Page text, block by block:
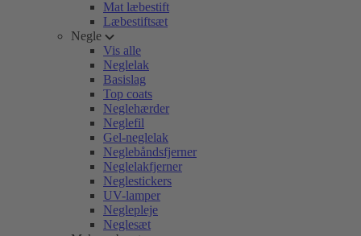
Mat læbestift
Læbestiftsæt
Negle
Vis alle
Neglelak
Basislag
Top coats
Neglehærder
Neglefil
Gel-neglelak
Neglebåndsfjerner
Neglelakfjerner
Neglestickers
UV-lamper
Neglepleje
Neglesæt